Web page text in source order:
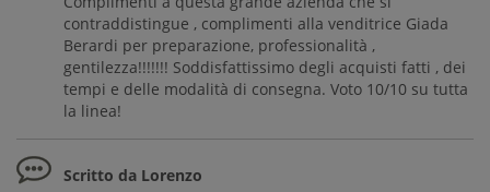
contraddistingue , complimenti alla venditrice Giada
Berardi per preparazione, professionalità ,
gentilezza!!!!!!! Soddisfattissimo degli acquisti fatti , dei
tempi e delle modalità di consegna. Voto 10/10 su tutta
la linea!
Scritto da Lorenzo